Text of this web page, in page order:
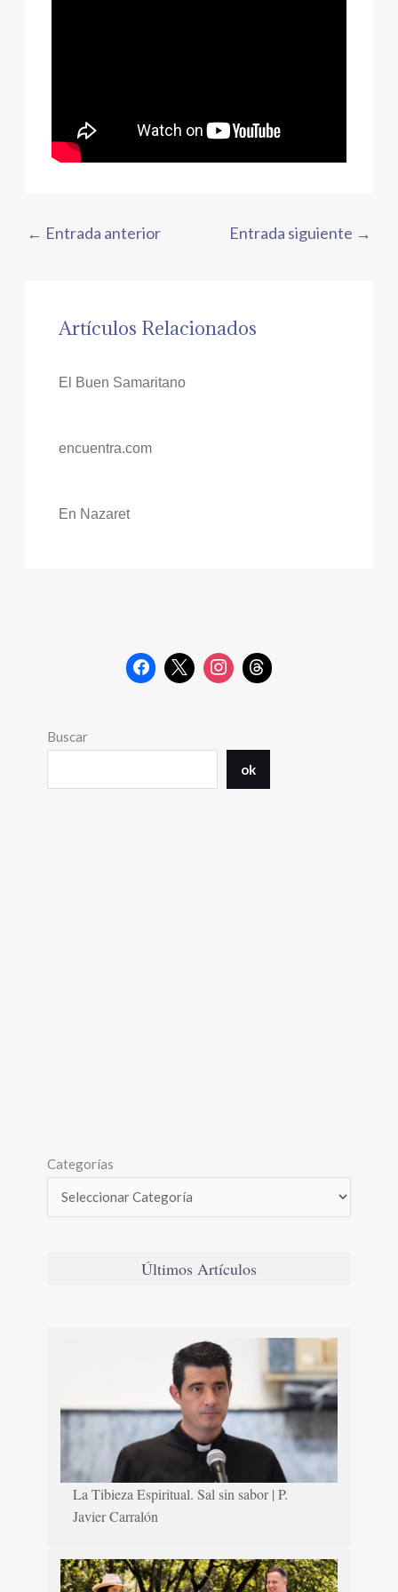
← Entrada anterior Entrada siguiente →
Artículos Relacionados
El Buen Samaritano
encuentra.com
En Nazaret
Buscar
ok
Categorías
Últimos Artículos
La Tibieza Espiritual. Sal sin sabor | P.
Javier Carralón